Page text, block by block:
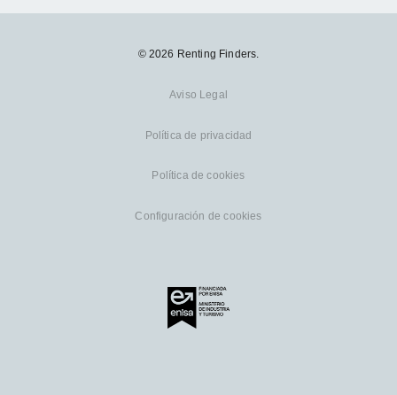
© 2026 Renting Finders.
Aviso Legal
Política de privacidad
Política de cookies
Configuración de cookies